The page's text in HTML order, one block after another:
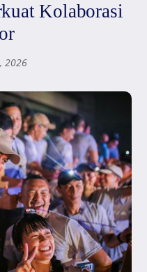
Kolaborasi
2026